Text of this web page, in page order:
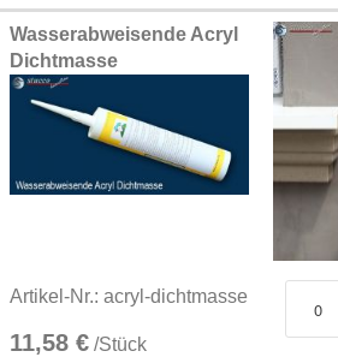
Wasserabweisende Acryl
Dichtmasse
Artikel-Nr.: acryl-dichtmasse
11,58 € /Stück